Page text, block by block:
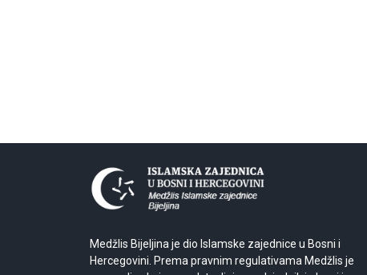
Medžlis Bijeljina je dio Islamske zajednice u Bosni i
Hercegovini. Prema pravnim regulativama Medžlis je